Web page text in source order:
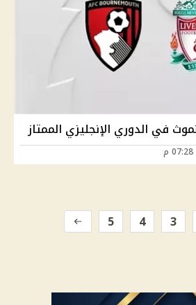
في الدوري الإنجليزي الممتاز
3
4
5